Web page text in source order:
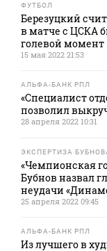
ФУТБОЛ
Березуцкий
в матче с ЦСКА
голевой момент
15 мая 2022 21:53
АЛЬФА-БАНК РПЛ
«Специалист
позволил
28 апреля 2022 10:31
ЭКСПЕРТИЗА
«Чемпионская
Бубнов назвал
неудачи
25 апреля 2022 09:45
АЛЬФА-БАНК РПЛ
Из лучшего в